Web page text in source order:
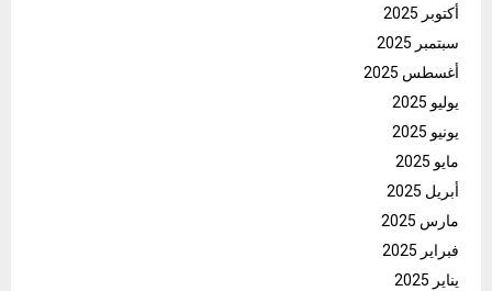
أكتوبر 2025
سبتمبر 2025
أغسطس 2025
يوليو 2025
يونيو 2025
مايو 2025
أبريل 2025
مارس 2025
فبراير 2025
يناير 2025